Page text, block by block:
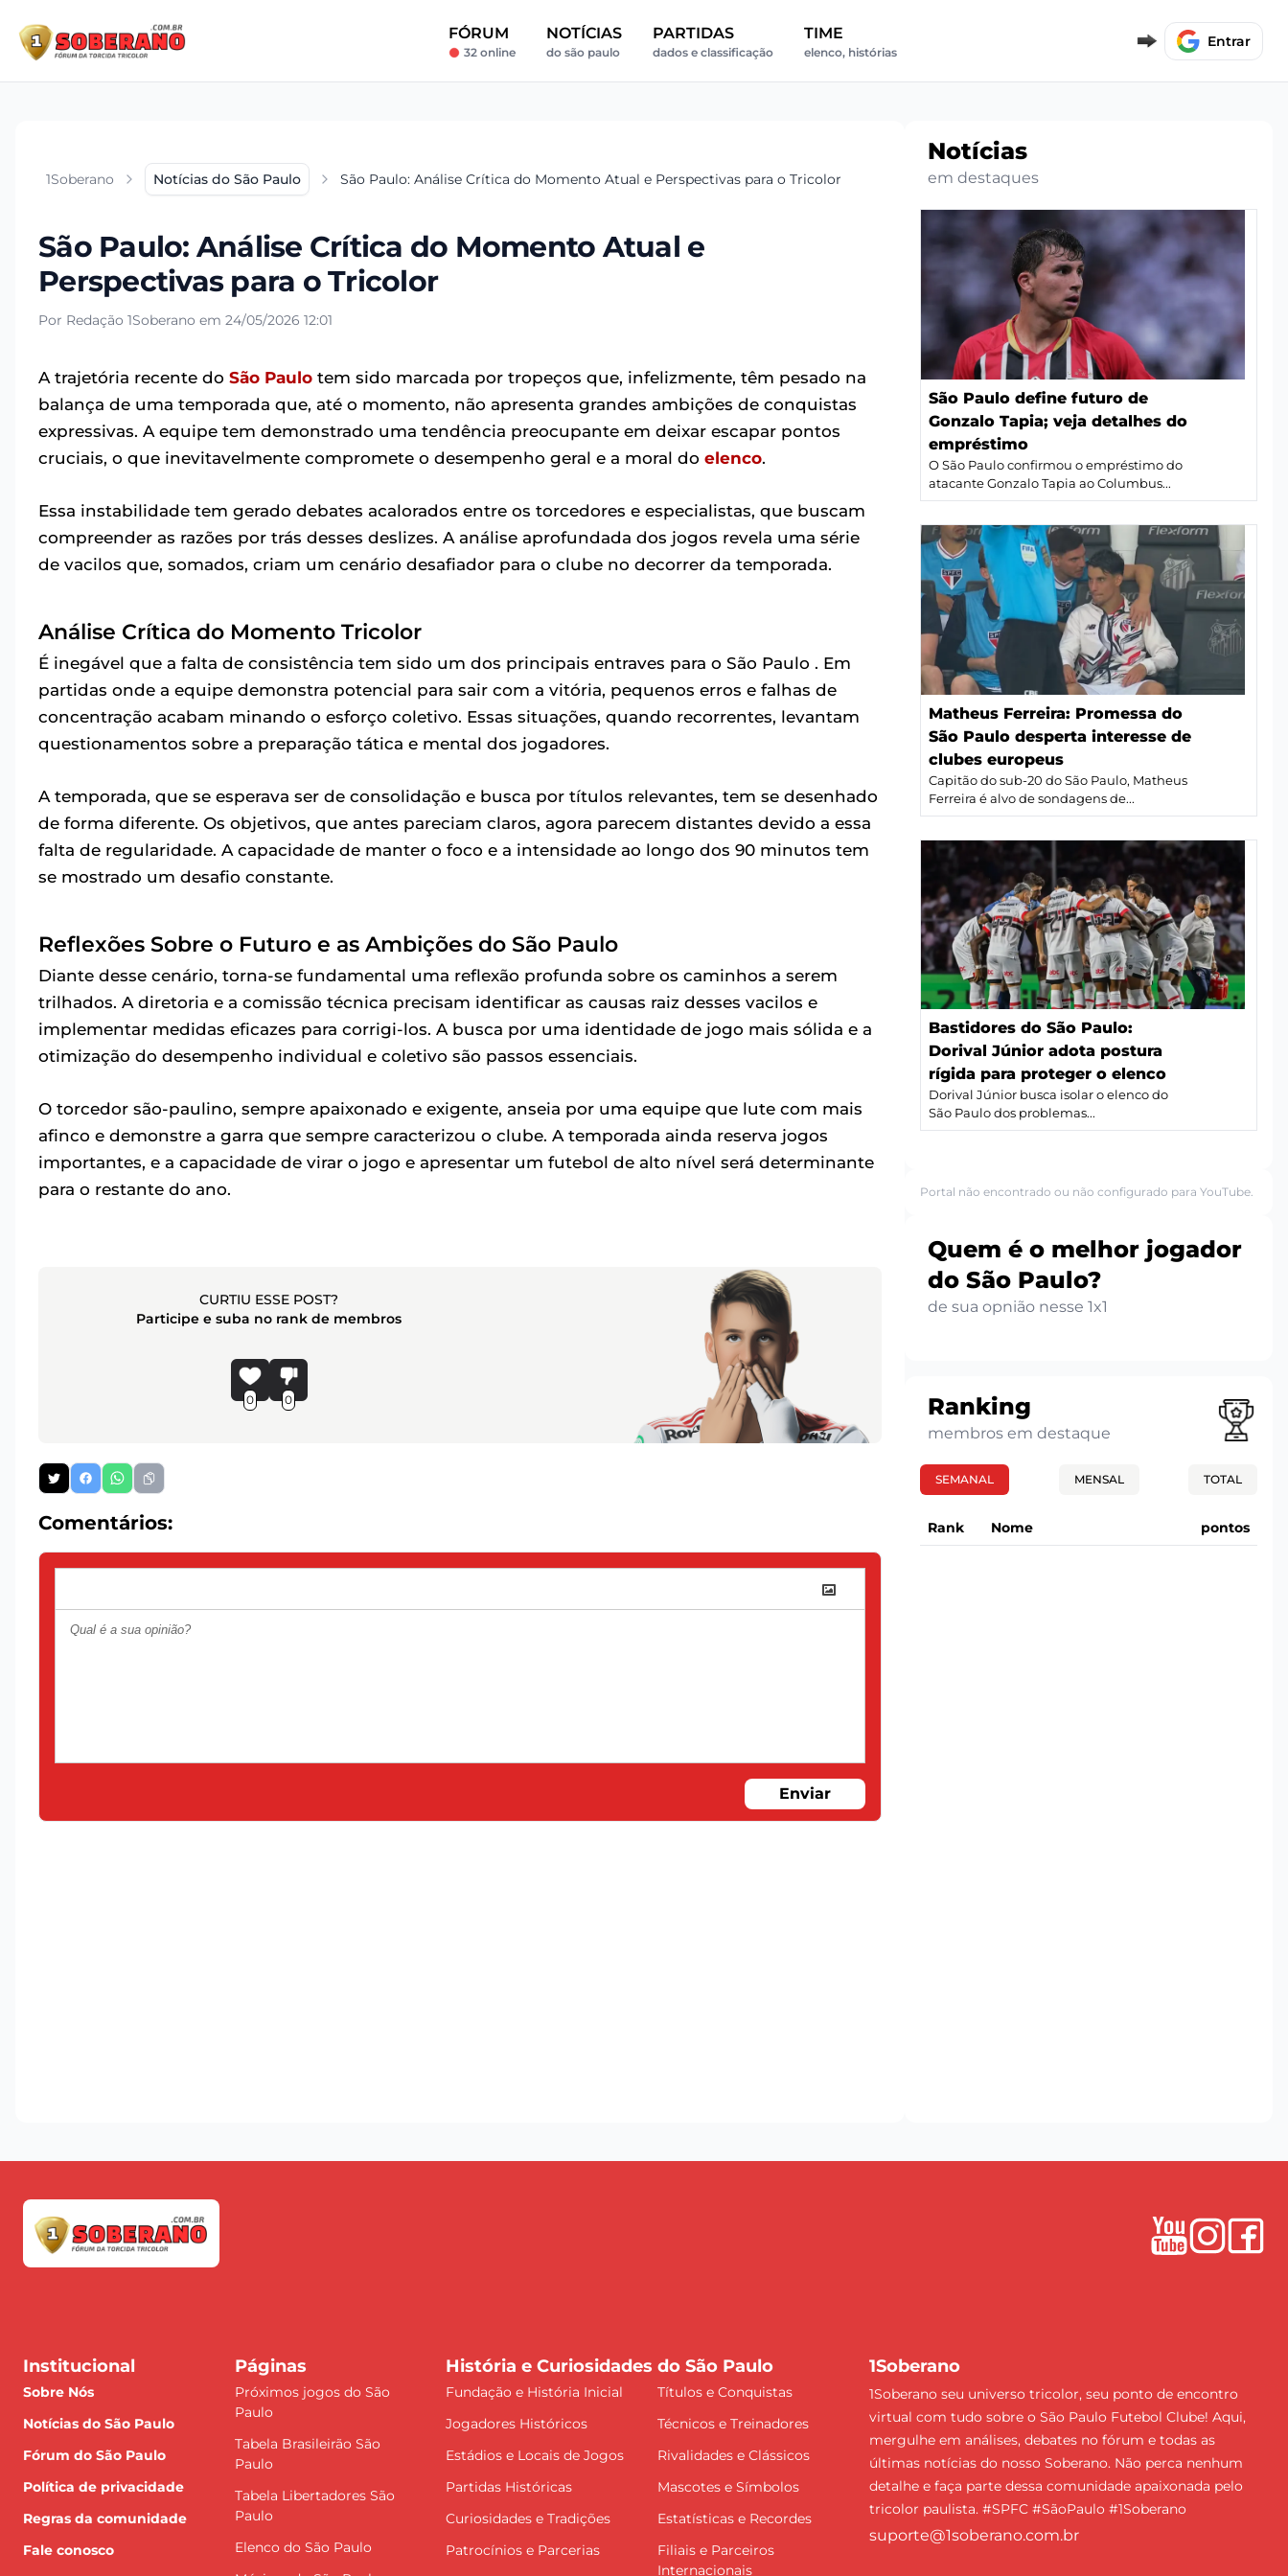
FÓRUM
32 online
NOTÍCIAS
do são paulo
PARTIDAS
dados e classificação
TIME
elenco, histórias
Entrar
1Soberano Notícias do São Paulo São Paulo: Análise Crítica do Momento Atual e Perspectivas para o Tricolor
São Paulo: Análise Crítica do Momento Atual e
Perspectivas para o Tricolor
Por Redação 1Soberano em 24/05/2026 12:01
A trajetória recente do São Paulo tem sido marcada por tropeços que, infelizmente, têm pesado na
balança de uma temporada que, até o momento, não apresenta grandes ambições de conquistas
expressivas. A equipe tem demonstrado uma tendência preocupante em deixar escapar pontos
cruciais, o que inevitavelmente compromete o desempenho geral e a moral do elenco.
Essa instabilidade tem gerado debates acalorados entre os torcedores e especialistas, que buscam
compreender as razões por trás desses deslizes. A análise aprofundada dos jogos revela uma série
de vacilos que, somados, criam um cenário desafiador para o clube no decorrer da temporada.
Análise Crítica do Momento Tricolor
É inegável que a falta de consistência tem sido um dos principais entraves para o São Paulo . Em
partidas onde a equipe demonstra potencial para sair com a vitória, pequenos erros e falhas de
concentração acabam minando o esforço coletivo. Essas situações, quando recorrentes, levantam
questionamentos sobre a preparação tática e mental dos jogadores.
A temporada, que se esperava ser de consolidação e busca por títulos relevantes, tem se desenhado
de forma diferente. Os objetivos, que antes pareciam claros, agora parecem distantes devido a essa
falta de regularidade. A capacidade de manter o foco e a intensidade ao longo dos 90 minutos tem
se mostrado um desafio constante.
Reflexões Sobre o Futuro e as Ambições do São Paulo
Diante desse cenário, torna-se fundamental uma reflexão profunda sobre os caminhos a serem
trilhados. A diretoria e a comissão técnica precisam identificar as causas raiz desses vacilos e
implementar medidas eficazes para corrigi-los. A busca por uma identidade de jogo mais sólida e a
otimização do desempenho individual e coletivo são passos essenciais.
O torcedor são-paulino, sempre apaixonado e exigente, anseia por uma equipe que lute com mais
afinco e demonstre a garra que sempre caracterizou o clube. A temporada ainda reserva jogos
importantes, e a capacidade de virar o jogo e apresentar um futebol de alto nível será determinante
para o restante do ano.
CURTIU ESSE POST?
Participe e suba no rank de membros
0 0
Comentários:
Enviar
Notícias
em destaques
São Paulo define futuro de
Gonzalo Tapia; veja detalhes do
empréstimo
O São Paulo confirmou o empréstimo do
atacante Gonzalo Tapia ao Columbus...
Matheus Ferreira: Promessa do
São Paulo desperta interesse de
clubes europeus
Capitão do sub-20 do São Paulo, Matheus
Ferreira é alvo de sondagens de...
Bastidores do São Paulo:
Dorival Júnior adota postura
rígida para proteger o elenco
Dorival Júnior busca isolar o elenco do
São Paulo dos problemas...
Portal não encontrado ou não configurado para YouTube.
Quem é o melhor jogador
do São Paulo?
de sua opnião nesse 1x1
Ranking
membros em destaque
SEMANAL MENSAL TOTAL
Rank Nome pontos
Institucional
Sobre Nós
Notícias do São Paulo
Fórum do São Paulo
Política de privacidade
Regras da comunidade
Fale conosco
Páginas
Próximos jogos do São
Paulo
Tabela Brasileirão São
Paulo
Tabela Libertadores São
Paulo
Elenco do São Paulo
História e Curiosidades do São Paulo
Fundação e História Inicial
Títulos e Conquistas
Jogadores Históricos
Técnicos e Treinadores
Estádios e Locais de Jogos
Rivalidades e Clássicos
Partidas Históricas
Mascotes e Símbolos
Curiosidades e Tradições
Estatísticas e Recordes
Patrocínios e Parcerias
Filiais e Parceiros
Internacionais
1Soberano
1Soberano seu universo tricolor, seu ponto de encontro
virtual com tudo sobre o São Paulo Futebol Clube! Aqui,
mergulhe em análises, debates no fórum e todas as
últimas notícias do nosso Soberano. Não perca nenhum
detalhe e faça parte dessa comunidade apaixonada pelo
tricolor paulista. #SPFC #SãoPaulo #1Soberano
suporte@1soberano.com.br